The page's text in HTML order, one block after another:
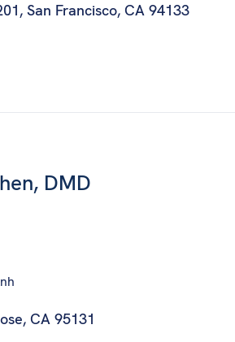
, San Francisco, CA 94133
DMD
CA 95131